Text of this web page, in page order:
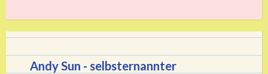
Andy Sun - selbsternannter